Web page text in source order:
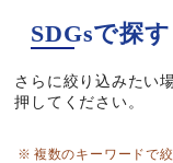
SDGsで探す
さらに絞り込みたい
押してください。
複数のキーワードで